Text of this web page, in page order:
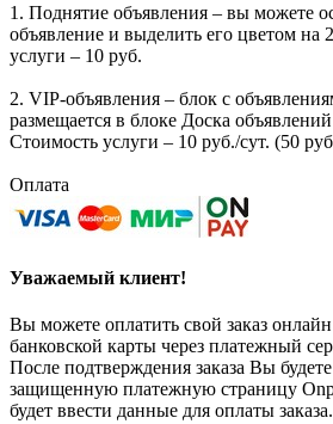
1. Поднятие объявления – вы можете
объявление и выделить его цветом на
услуги – 10 руб.
2. VIP-объявления – блок с
размещается в блоке Доска объявлений
Стоимость услуги – 10 руб./сут. (50
Оплата
Уважаемый клиент!
Вы можете оплатить свой заказ
банковской карты через платежный
После подтверждения заказа Вы
защищенную платежную страницу
будет ввести данные для оплаты